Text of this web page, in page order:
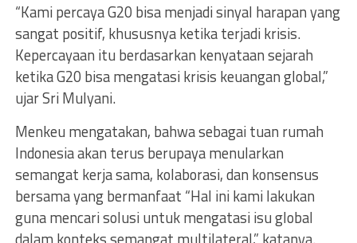
“Kami percaya G20 bisa menjadi sinyal harapan yang
sangat positif, khususnya ketika terjadi krisis.
Kepercayaan itu berdasarkan kenyataan sejarah
ketika G20 bisa mengatasi krisis keuangan global,”
ujar Sri Mulyani.
Menkeu mengatakan, bahwa sebagai tuan rumah
Indonesia akan terus berupaya menularkan
semangat kerja sama, kolaborasi, dan konsensus
bersama yang bermanfaat “Hal ini kami lakukan
guna mencari solusi untuk mengatasi isu global